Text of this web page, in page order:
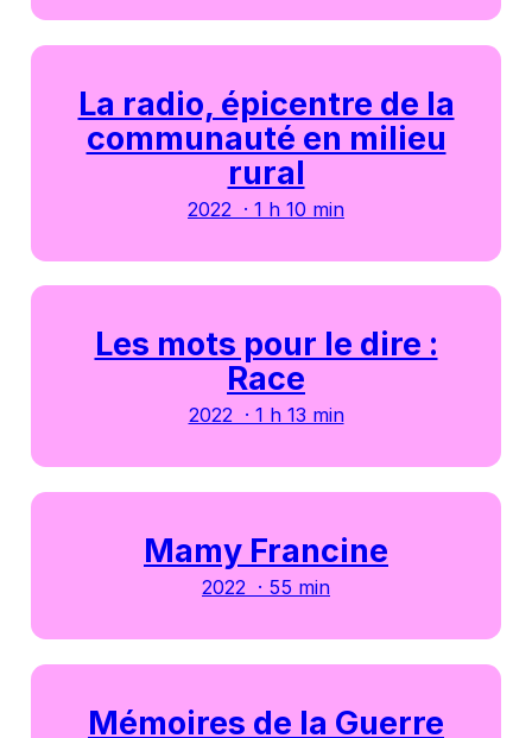
La radio, épicentre de la
communauté en milieu
rural
2022 · 1 h 10 min
Les mots pour le dire :
Race
2022 · 1 h 13 min
Mamy Francine
2022 · 55 min
Mémoires de la Guerre